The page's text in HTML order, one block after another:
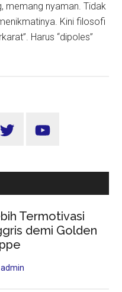
memang nyaman. Tidak
Kini filosofi
Harus “dipoles”
Termotivasi
demi Golden
admin